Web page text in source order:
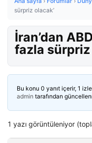
sürpriz olacak’
İran’dan
fazla sürpriz
Bu konu 0 yanıt içerir, 1
admin tarafından
1 yazı görüntüleniyor